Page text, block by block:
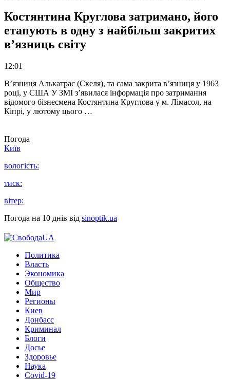
Костянтина Круглова затримано, його
етапують в одну з найбільш закритих
в’язниць світу
12:01
В’язниця Алькатрас (Скеля), та сама закрита в’язниця у 1963
році, у США У ЗМІ з’явилася інформація про затримання
відомого бізнесмена Костянтина Круглова у м. Лімасол, на
Кіпрі, у лютому цього …
Погода
Київ
вологість:
тиск:
вітер:
Погода на 10 днів від sinoptik.ua
Политика
Власть
Экономика
Общество
Мир
Регионы
Киев
Донбасс
Криминал
Блоги
Досье
Здоровье
Наука
Covid-19